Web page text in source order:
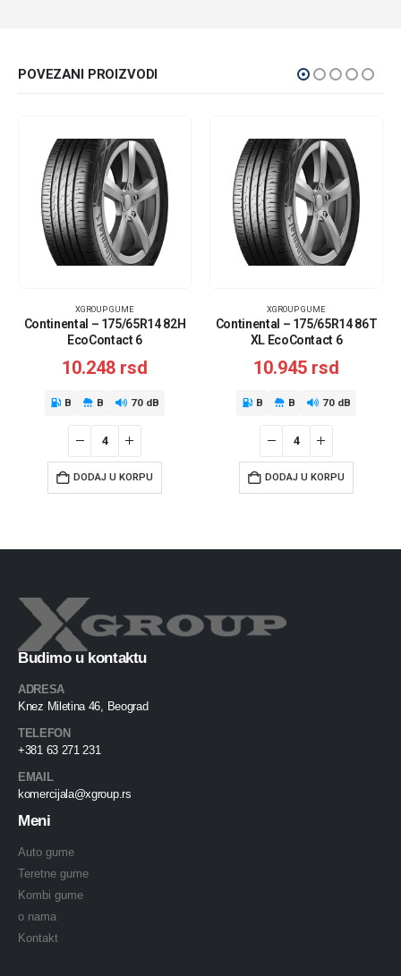
POVEZANI PROIZVODI
XGROUP GUME
Continental – 175/65R14 82H
EcoContact 6
10.248 rsd
B B 70 dB
DODAJ U KORPU
XGROUP GUME
Continental – 175/65R14 86T
XL EcoContact 6
10.945 rsd
B B 70 dB
DODAJ U KORPU
Budimo u kontaktu
ADRESA
Knez Miletina 46, Beograd
TELEFON
+381 63 271 231
EMAIL
komercijala@xgroup.rs
Meni
Auto gume
Teretne gume
Kombi gume
o nama
Kontakt